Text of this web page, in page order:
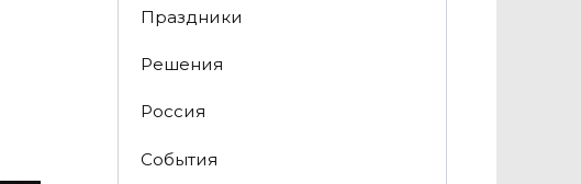
Праздники
Решения
Россия
События